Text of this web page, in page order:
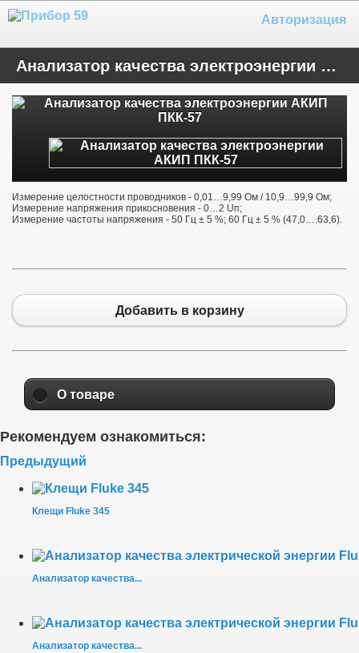
Авторизация
Анализатор качества электроэнергии АКИП ПКК-57
Измерение целостности проводников - 0,01…9,99 Ом / 10,9…99,9 Ом;
Измерение напряжения прикосновения - 0…2 Uп;
Измерение частоты напряжения - 50 Гц ± 5 %; 60 Гц ± 5 % (47,0….63,6).
Добавить в корзину
О товаре
Рекомендуем ознакомиться:
Предыдущий
Клещи Fluke 345
Анализатор качества...
Анализатор качества...